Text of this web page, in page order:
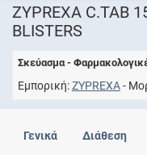
ZYPREXA C.TAB
BLISTERS
Σκεύασμα -
Εμπορική ZYPREXA
Γενικά Διάθεση